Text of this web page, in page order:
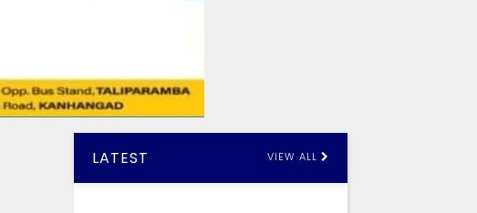
LATEST VIEW ALL